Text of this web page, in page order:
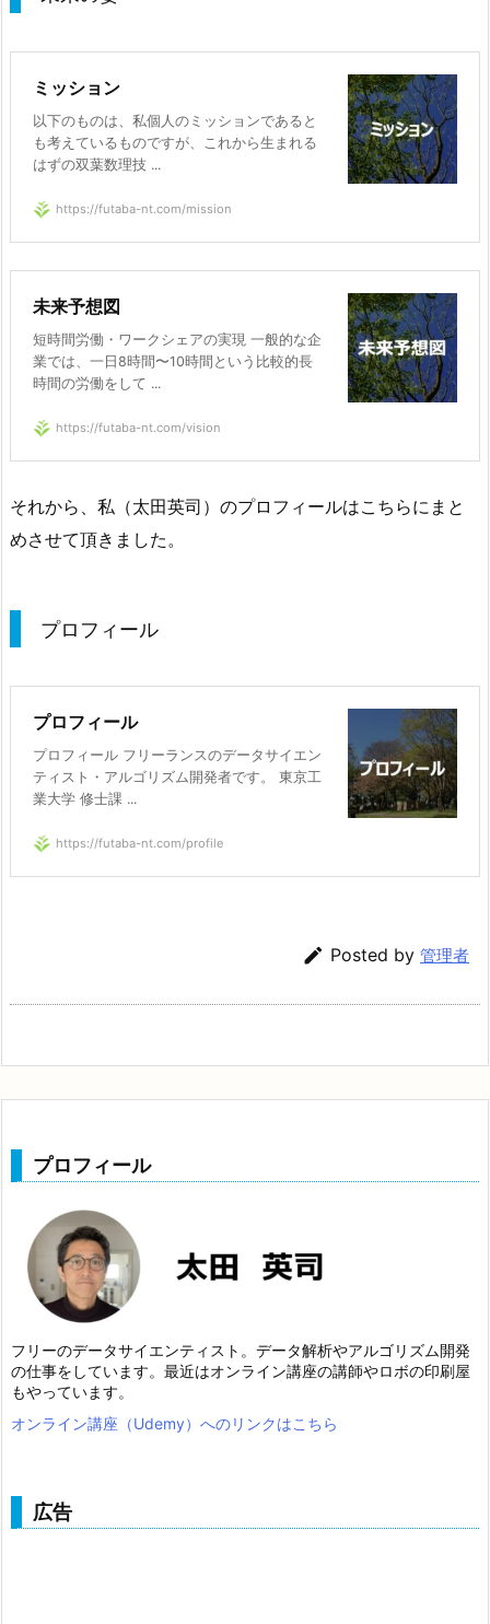
ミッション
以下のものは、私個人のミッションであると
も考えているものですが、これから生まれる
はずの双葉数理技 ...
https://futaba-nt.com/mission
未来予想図
短時間労働・ワークシェアの実現 一般的な企
業では、一日8時間〜10時間という比較的長
時間の労働をして ...
https://futaba-nt.com/vision
それから、私（太田英司）のプロフィールはこちらにまと
めさせて頂きました。
プロフィール
プロフィール
プロフィール フリーランスのデータサイエン
ティスト・アルゴリズム開発者です。 東京工
業大学 修士課 ...
https://futaba-nt.com/profile
 Posted by 管理者
プロフィール
フリーのデータサイエンティスト。データ解析やアルゴリズム開発
の仕事をしています。最近はオンライン講座の講師やロボの印刷屋
もやっています。
オンライン講座（Udemy）へのリンクはこちら
広告